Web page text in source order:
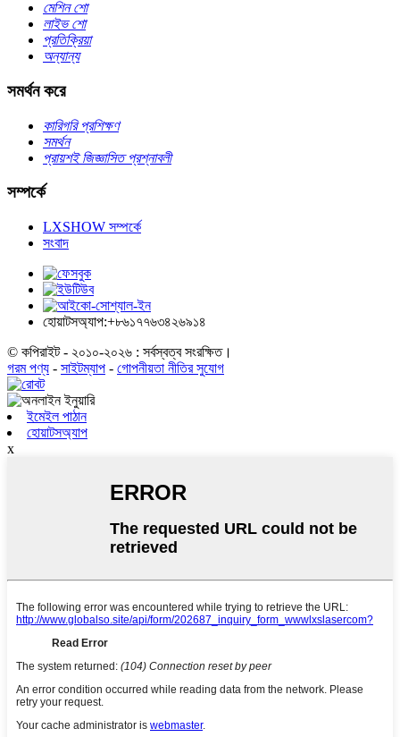
মেশিন শো
লাইভ শো
প্রতিক্রিয়া
অন্যান্য
সমর্থন করে
কারিগরি প্রশিক্ষণ
সমর্থন
প্রায়শই জিজ্ঞাসিত প্রশ্নাবলী
সম্পর্কে
LXSHOW সম্পর্কে
সংবাদ
হোয়াটসঅ্যাপ:+৮৬১৭৭৬৩৪২৬৯১৪
© কপিরাইট - ২০১০-২০২৬ : সর্বস্বত্ব সংরক্ষিত।
গরম পণ্য - সাইটম্যাপ - গোপনীয়তা নীতির সুযোগ
ইমেইল পাঠান
হোয়াটসঅ্যাপ
x